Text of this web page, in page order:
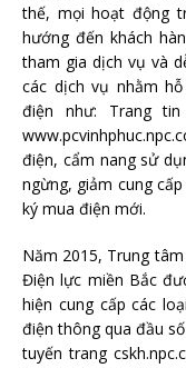
thế, mọi hoạt động
hướng đến khách
tham gia dịch vụ và
các dịch vụ nhằm
điện như: Trang
điện, cẩm nang sử
ngừng, giảm cung
ký mua điện mới.
Năm 2015, Trung
Điện lực miền Bắc
hiện cung cấp các
điện thông qua đầu
tuyến trang